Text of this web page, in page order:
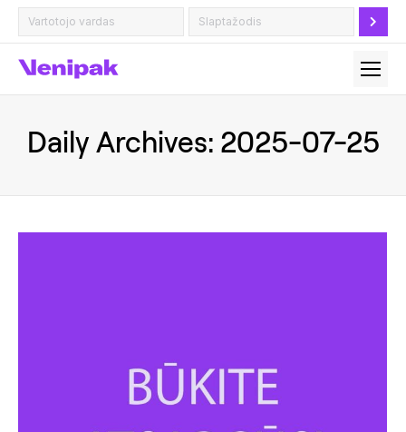
Daily Archives: 2025-07-25